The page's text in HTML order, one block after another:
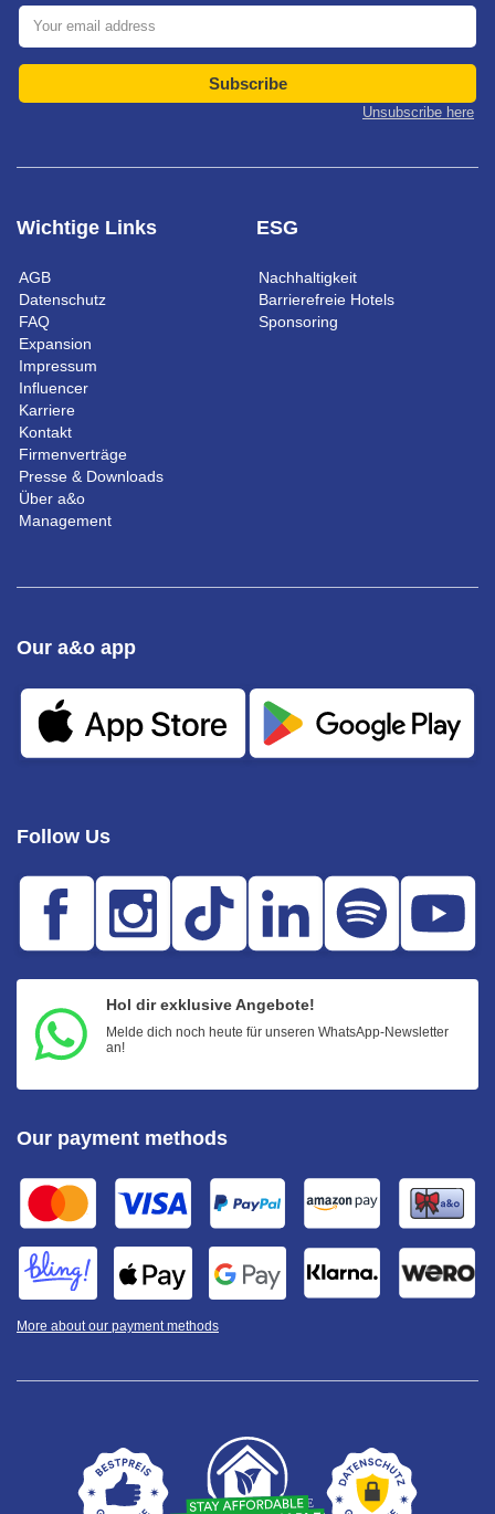
Wichtige Links
AGB
Datenschutz
FAQ
Expansion
Impressum
Influencer
Karriere
Kontakt
Firmenverträge
Presse & Downloads
Über a&o
Management
ESG
Nachhaltigkeit
Barrierefreie Hotels
Sponsoring
Subscribe
Unsubscribe here
Follow Us
Hol dir exklusive Angebote!
Melde dich noch heute für unseren WhatsApp-Newsletter
an!
Our a&o app
Our payment methods
More about our payment methods